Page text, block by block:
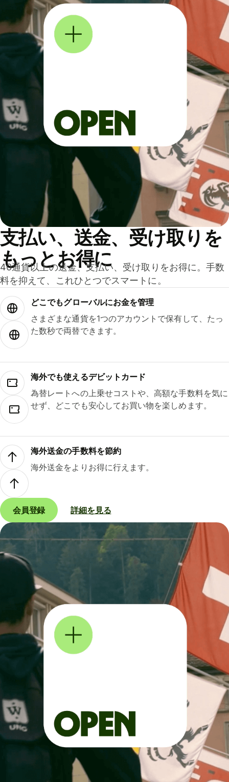
支払い、送金、受け取りを
もっとお得に
40通貨以上の送金、支払い、受け取りをお得に。手数
料を抑えて、これひとつでスマートに。
どこでもグ⁠ロ⁠ー⁠バ⁠ルにお金を管理
さまざまな通貨を1つのアカウントで保有して、たっ
た数秒で両替できます。
海外でも使えるデビットカード
為替レートへの上乗せコストや、高額な手数料を気に
せず、どこでも安心してお買い物を楽しめます。
海外送金の手数料を節約
海外送金をよりお得に行えます。
会員登録 詳細を見る